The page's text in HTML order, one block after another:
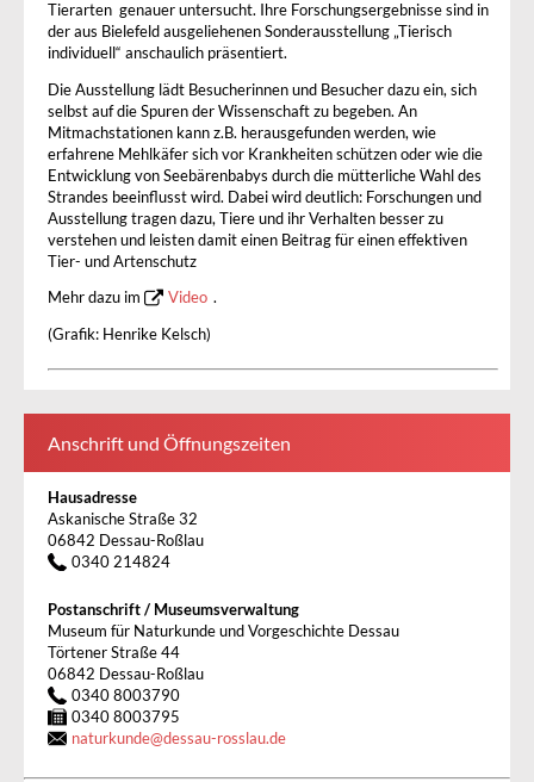
Tierarten genauer untersucht. Ihre Forschungsergebnisse sind in
der aus Bielefeld ausgeliehenen Sonderausstellung „Tierisch
individuell“ anschaulich präsentiert.
Die Ausstellung lädt Besucherinnen und Besucher dazu ein, sich
selbst auf die Spuren der Wissenschaft zu begeben. An
Mitmachstationen kann z.B. herausgefunden werden, wie
erfahrene Mehlkäfer sich vor Krankheiten schützen oder wie die
Entwicklung von Seebärenbabys durch die mütterliche Wahl des
Strandes beeinflusst wird. Dabei wird deutlich: Forschungen und
Ausstellung tragen dazu, Tiere und ihr Verhalten besser zu
verstehen und leisten damit einen Beitrag für einen effektiven
Tier- und Artenschutz
Mehr dazu im Video .
(Grafik: Henrike Kelsch)
Anschrift und Öffnungszeiten
Hausadresse
Askanische Straße 32
06842 Dessau-Roßlau
0340 214824
Postanschrift / Museumsverwaltung
Museum für Naturkunde und Vorgeschichte Dessau
Törtener Straße 44
06842 Dessau-Roßlau
0340 8003790
0340 8003795
naturkunde@dessau-rosslau.de